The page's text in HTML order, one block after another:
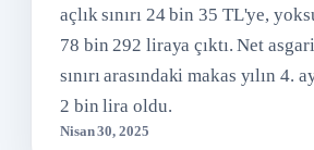
açlık sınırı 24 bin 35 TL'ye,
78 bin 292 liraya çıktı. Net
sınırı arasındaki makas yılın 4.
2 bin lira oldu.
Nisan 30, 2025